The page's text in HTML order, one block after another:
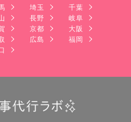
埼玉
千葉
長野
岐阜
京都
大阪
広島
福岡